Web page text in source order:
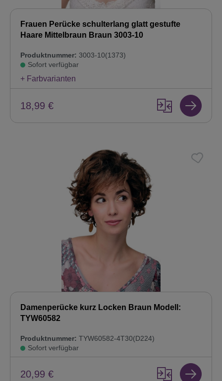
Frauen Perücke schulterlang glatt gestufte
Haare Mittelbraun Braun 3003-10
Produktnummer: 3003-10(1373)
Sofort verfügbar
+ Farbvarianten
18,99 €
Damenperücke kurz Locken Braun Modell:
TYW60582
Produktnummer: TYW60582-4T30(D224)
Sofort verfügbar
20,99 €